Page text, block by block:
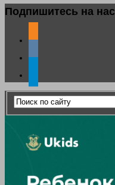
Подпишитесь на нас